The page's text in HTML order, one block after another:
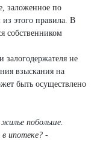
заложенное по
из этого правила. В
собственником
залогодержателя не
взыскания на
быть осуществлено
побольше.
ипотеке? -